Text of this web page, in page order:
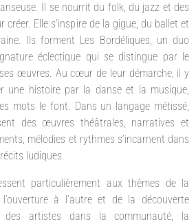
Il se nourrit du folk, du jazz et des
créer. Elle s’inspire de la gigue, du ballet et
Ils forment Les Bordéliques, un duo
éclectique qui se distingue par le
œuvres. Au cœur de leur démarche, il y
une histoire par la danse et la musique,
mots le font. Dans un langage métissé,
des œuvres théâtrales, narratives et
mélodies et rythmes s’incarnent dans
ludiques.
particulièrement aux thèmes de la
à l’autre et de la découverte
des artistes dans la communauté, la